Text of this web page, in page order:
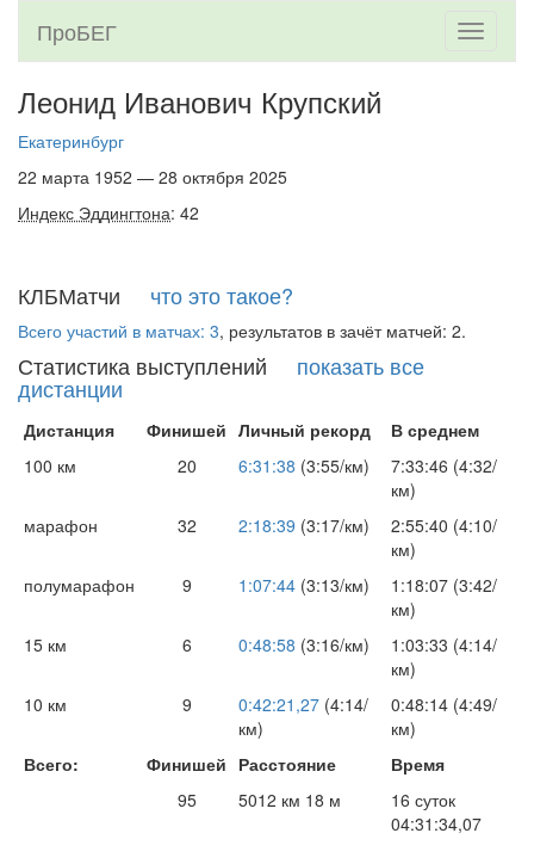
Toggle
ПроБЕГ
Леонид Иванович Крупский
Екатеринбург
22 марта 1952 — 28 октября 2025
Индекс Эддингтона: 42
КЛБМатчи что это такое?
Всего участий в матчах: 3, результатов в зачёт матчей: 2.
Статистика выступлений показать все
дистанции
Дистанция Финишей Личный рекорд
В среднем
100 км
20 6:31:38 (3:55/км)
7:33:46 (4:32/
км)
марафон
32 2:18:39 (3:17/км)
2:55:40 (4:10/
км)
полумарафон
9 1:07:44 (3:13/км)
1:18:07 (3:42/
км)
15 км
6 0:48:58 (3:16/км)
1:03:33 (4:14/
км)
10 км
9 0:42:21,27 (4:14/
км)
0:48:14 (4:49/
км)
Всего:
Финишей Расстояние
Время
95
5012 км 18 м
16 суток
04:31:34,07